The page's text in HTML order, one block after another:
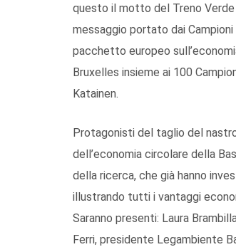
questo il motto del Treno Verde
messaggio portato dai
pacchetto europeo
Bruxelles insieme ai 100
Katainen.
Protagonisti del taglio del
dell’economia circolare della
della ricerca, che già hanno
illustrando tutti i vantaggi
Saranno presenti: Laura
Ferri, presidente Legambiente